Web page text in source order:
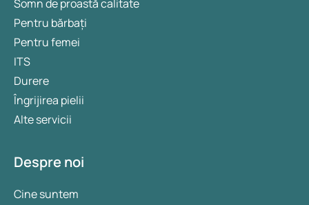
Somn de proastă calitate
Pentru bărbați
Pentru femei
ITS
Durere
Îngrijirea pielii
Alte servicii
Despre noi
Cine suntem